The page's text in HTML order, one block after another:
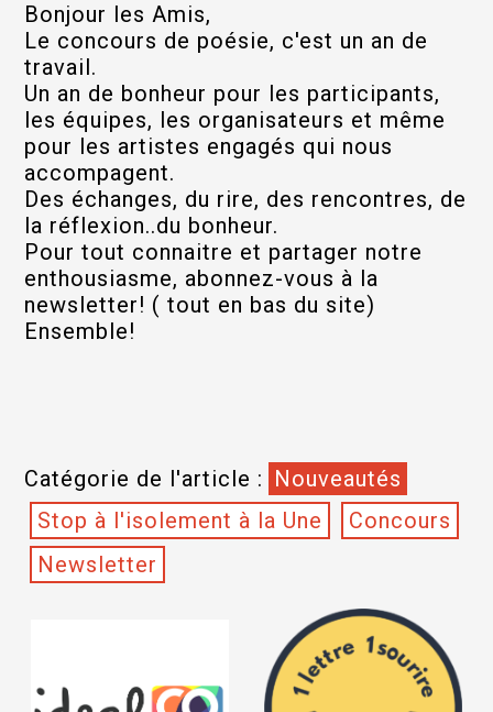
Bonjour les Amis,
Le concours de poésie, c'est un an de
travail.
Un an de bonheur pour les participants,
les équipes, les organisateurs et même
pour les artistes engagés qui nous
accompagent.
Des échanges, du rire, des rencontres, de
la réflexion..du bonheur.
Pour tout connaitre et partager notre
enthousiasme, abonnez-vous à la
newsletter! ( tout en bas du site)
Ensemble!
Catégorie de l'article : Nouveautés
Stop à l'isolement à la Une
Concours
Newsletter